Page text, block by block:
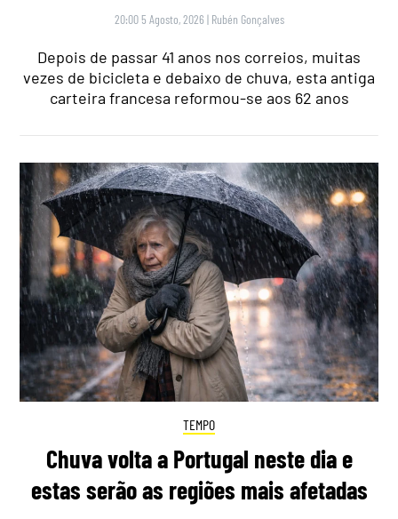
20:00 5 Agosto, 2026 | Rubén Gonçalves
Depois de passar 41 anos nos correios, muitas
vezes de bicicleta e debaixo de chuva, esta antiga
carteira francesa reformou-se aos 62 anos
TEMPO
Chuva volta a Portugal neste dia e
estas serão as regiões mais afetadas